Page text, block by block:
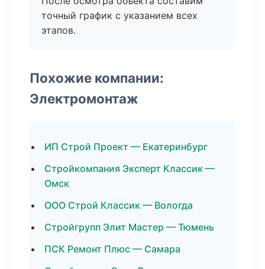
точный график с указанием всех
этапов.
Похожие компании:
Электромонтаж
ИП Строй Проект — Екатеринбург
Стройкомпания Эксперт Классик —
Омск
ООО Строй Классик — Вологда
Стройгрупп Элит Мастер — Тюмень
ПСК Ремонт Плюс — Самара